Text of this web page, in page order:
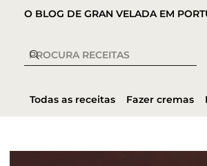
O BLOG DE GRAN VELADA EM
Todas as receitas Fazer cremas